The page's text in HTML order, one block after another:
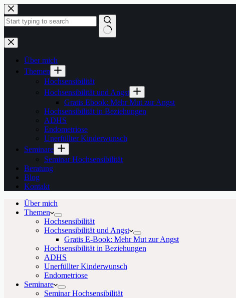
Zum
Inhalt
springen
Keine
Ergebnisse
Über mich
Themen
Hochsensibilität
Hochsensibilität und Angst
Gratis Ebook: Mehr Mut zur Angst
Hochsensibilität in Beziehungen
ADHS
Endometriose
Unerfüllter Kinderwunsch
Seminare
Seminar Hochsensibilität
Beratung
Blog
Kontakt
Über mich
Themen
Hochsensibilität
Hochsensibilität und Angst
Gratis E-Book: Mehr Mut zur Angst
Hochsensibilität in Beziehungen
ADHS
Unerfüllter Kinderwunsch
Endometriose
Seminare
Seminar Hochsensibilität